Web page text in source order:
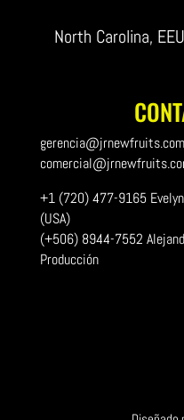
North Carolina,
gerencia@jrnewfruits.com
+1 (720) 477-9165
(USA)
(+506) 8944-7552
Producción